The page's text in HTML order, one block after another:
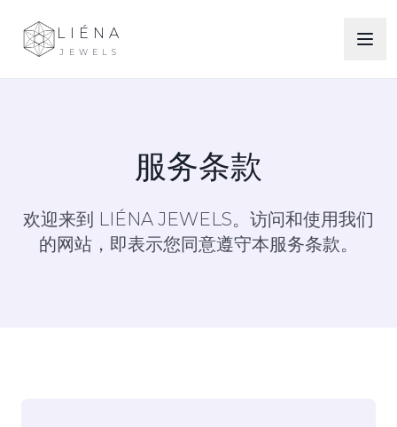
LIÉNA
JEWELS
服务条款
欢迎来到 LIÉNA JEWELS。访问和使用我们
的网站，即表示您同意遵守本服务条款。